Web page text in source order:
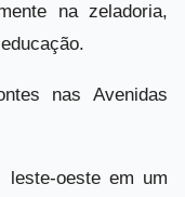
na zeladoria,
nas Avenidas
leste-oeste em um